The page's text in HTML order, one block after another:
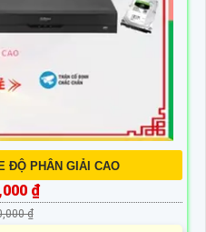
ĐỘ PHÂN GIẢI CAO
₫
₫